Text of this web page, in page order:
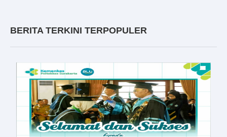
BERITA TERKINI TERPOPULER